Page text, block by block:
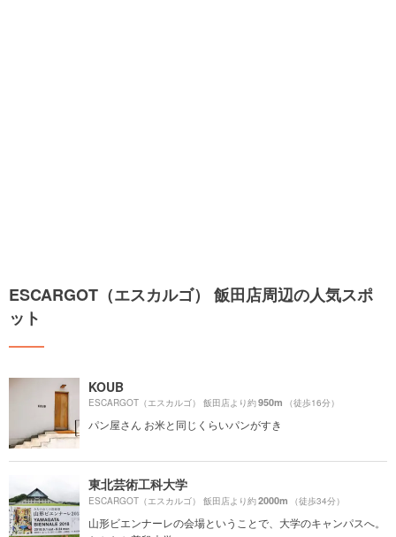
ESCARGOT（エスカルゴ） 飯田店周辺の人気スポ
ット
KOUB
ESCARGOT（エスカルゴ） 飯田店より約950m （徒歩16分）
パン屋さん お米と同じくらいパンがすき
東北芸術工科大学
ESCARGOT（エスカルゴ） 飯田店より約2000m （徒歩34分）
山形ビエンナーレの会場ということで、大学のキャンパスへ。